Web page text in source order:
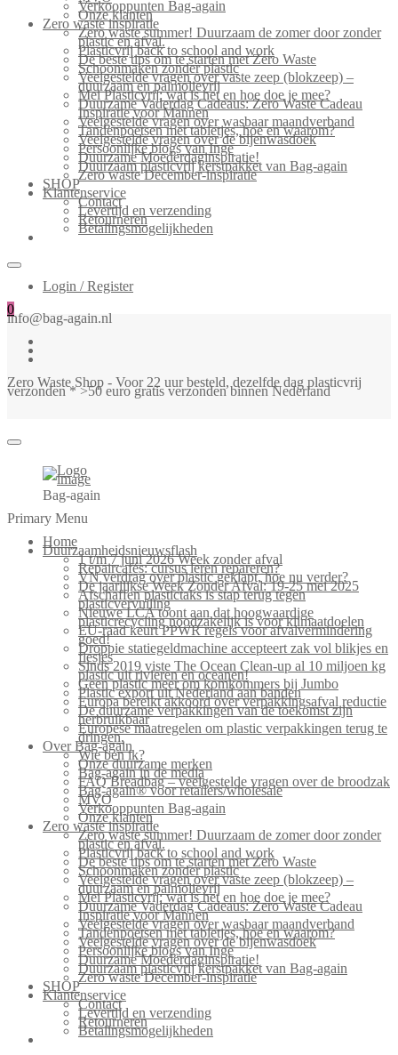
Verkooppunten Bag-again
Onze klanten
Zero waste inspiratie
Zero waste summer! Duurzaam de zomer door zonder
plastic en afval.
Plasticvrij back to school and work
De beste tips om te starten met Zero Waste
Schoonmaken zonder plastic
Veelgestelde vragen over vaste zeep (blokzeep) –
duurzaam en palmolievrij
Mei Plasticvrij: wat is het en hoe doe je mee?
Duurzame Vaderdag Cadeaus: Zero Waste Cadeau
Inspiratie voor Mannen
Veelgestelde vragen over wasbaar maandverband
Tandenpoetsen met tabletjes, hoe en waarom?
Veelgestelde vragen over de bijenwasdoek
Persoonlijke blogs van Inge
Duurzame Moederdaginspiratie!
Duurzaam plasticvrij kerstpakket van Bag-again
Zero waste December-inspiratie
SHOP
Klantenservice
Contact
Levertijd en verzending
Retourneren
Betalingsmogelijkheden
Login / Register
0
info@bag-again.nl
Zero Waste Shop - Voor 22 uur besteld, dezelfde dag plasticvrij
verzonden * >50 euro gratis verzonden binnen Nederland
Bag-again
Primary Menu
Home
Duurzaamheidsnieuwsflash
1 t/m 7 juni 2026 Week zonder afval
Repaircafés: cursus leren repareren?
VN verdrag over plastic geklapt, hoe nu verder?
De jaarlijkse Week Zonder Afval: 19-25 mei 2025
Afschaffen plastictaks is stap terug tegen
plasticvervuiling
Nieuwe LCA toont aan dat hoogwaardige
plasticrecycling noodzakelijk is voor klimaatdoelen
EU-raad keurt PPWR regels voor afvalvermindering
goed!
Droppie statiegeldmachine accepteert zak vol blikjes en
flesjes
Sinds 2019 viste The Ocean Clean-up al 10 miljoen kg
plastic uit rivieren en oceanen!
Geen plastic meer om komkommers bij Jumbo
Plastic export uit Nederland aan banden
Europa bereikt akkoord over verpakkingsafval reductie
De duurzame verpakkingen van de toekomst zijn
herbruikbaar
Europese maatregelen om plastic verpakkingen terug te
dringen.
Over Bag-again
Wie ben ik?
Onze duurzame merken
Bag-again in de media
FAQ Breadbag – veelgestelde vragen over de broodzak
Bag-again® voor retailers/wholesale
MVO
Verkooppunten Bag-again
Onze klanten
Zero waste inspiratie
Zero waste summer! Duurzaam de zomer door zonder
plastic en afval.
Plasticvrij back to school and work
De beste tips om te starten met Zero Waste
Schoonmaken zonder plastic
Veelgestelde vragen over vaste zeep (blokzeep) –
duurzaam en palmolievrij
Mei Plasticvrij: wat is het en hoe doe je mee?
Duurzame Vaderdag Cadeaus: Zero Waste Cadeau
Inspiratie voor Mannen
Veelgestelde vragen over wasbaar maandverband
Tandenpoetsen met tabletjes, hoe en waarom?
Veelgestelde vragen over de bijenwasdoek
Persoonlijke blogs van Inge
Duurzame Moederdaginspiratie!
Duurzaam plasticvrij kerstpakket van Bag-again
Zero waste December-inspiratie
SHOP
Klantenservice
Contact
Levertijd en verzending
Retourneren
Betalingsmogelijkheden